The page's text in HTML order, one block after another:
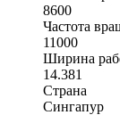
8600
Частота
11000
Ширина
14.381
Страна
Сингапур